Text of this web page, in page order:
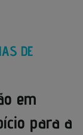
DE
em
para a